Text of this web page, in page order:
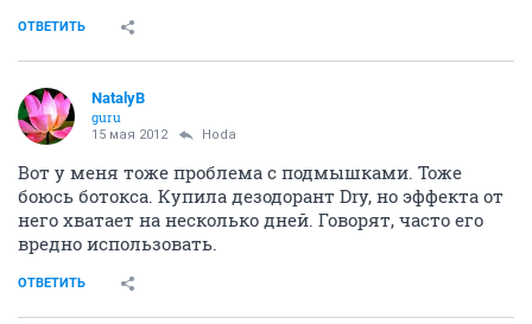
ОТВЕТИТЬ
NatalyB
guru
15 мая 2012 Hoda
Вот у меня тоже проблема с подмышками. Тоже
боюсь ботокса. Купила дезодорант Dry, но эффекта от
него хватает на несколько дней. Говорят, часто его
вредно использовать.
ОТВЕТИТЬ